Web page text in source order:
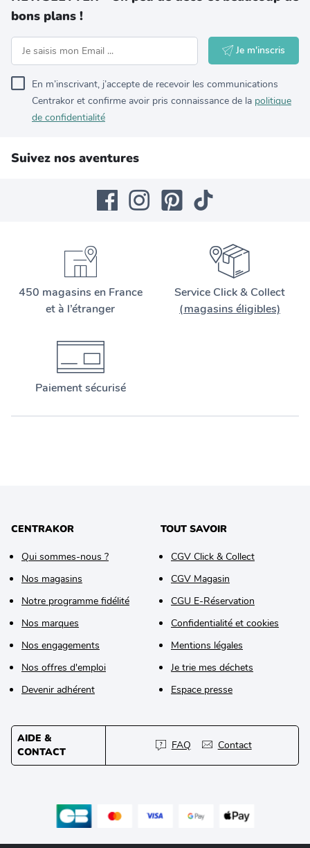
bons plans !
Je m'inscris
En m’inscrivant, j’accepte de recevoir les communications
Centrakor et confirme avoir pris connaissance de la politique
de confidentialité
Suivez nos aventures
450 magasins en France
et à l’étranger
Service Click & Collect
(magasins éligibles)
Paiement sécurisé
CENTRAKOR
Qui sommes-nous ?
Nos magasins
Notre programme fidélité
Nos marques
Nos engagements
Nos offres d'emploi
Devenir adhérent
TOUT SAVOIR
CGV Click & Collect
CGV Magasin
CGU E-Réservation
Confidentialité et cookies
Mentions légales
Je trie mes déchets
Espace presse
AIDE &
CONTACT
FAQ Contact